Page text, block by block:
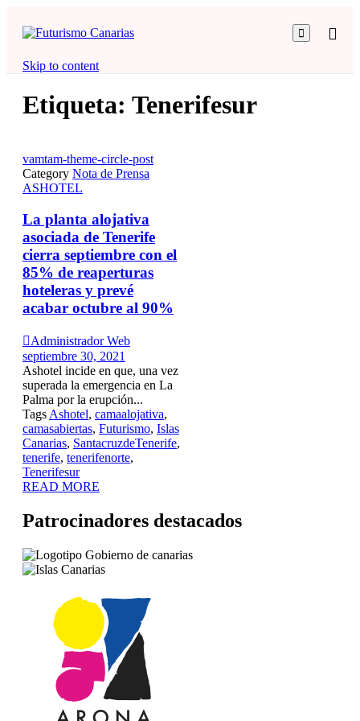

Skip to content
Etiqueta: Tenerifesur
vamtam-theme-circle-post
Category Nota de Prensa
ASHOTEL
La planta alojativa
asociada de Tenerife
cierra septiembre con el
85% de reaperturas
hoteleras y prevé
acabar octubre al 90%
Administrador Web
septiembre 30, 2021
Ashotel incide en que, una vez
superada la emergencia en La
Palma por la erupción...
Tags Ashotel, camaalojativa,
camasabiertas, Futurismo, Islas
Canarias, SantacruzdeTenerife,
tenerife, tenerifenorte,
Tenerifesur
READ MORE
Patrocinadores destacados